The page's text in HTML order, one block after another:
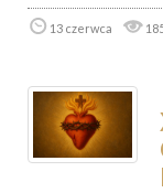
13 czerwca